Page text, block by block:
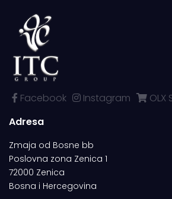
Facebook Instagram
OLX
Adresa
Zmaja od Bosne bb
Poslovna zona Zenica 1
72000 Zenica
Bosna i Hercegovina